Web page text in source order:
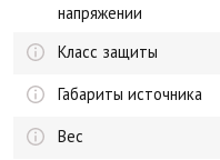
напряжении
Класс защиты
Габариты источника
Вес